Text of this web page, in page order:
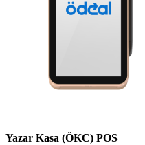
Yazar Kasa (ÖKC) POS